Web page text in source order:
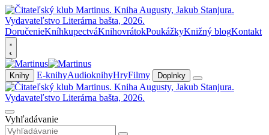
DoručenieKníhkupectváKnihovrátokPoukážkyKnižný blogKontakt
Knihy E-knihyAudioknihyHryFilmy Doplnky
Vyhľadávanie